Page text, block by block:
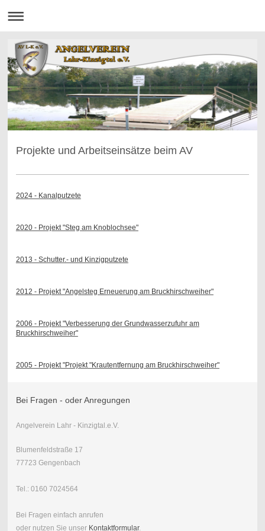
Projekte und Arbeitseinsätze beim AV
2024 - Kanalputzete
2020 - Projekt "Steg am Knoblochsee"
2013 - Schutter.- und Kinzigputzete
2012 - Projekt "Angelsteg Erneuerung am Bruckhirschweiher"
2006 - Projekt "Verbesserung der Grundwasserzufuhr am
Bruckhirschweiher"
2005 - Projekt "Projekt "Krautentfernung am Bruckhirschweiher"
Bei Fragen - oder Anregungen
Angelverein Lahr - Kinzigtal.e.V.
Blumenfeldstraße 17
77723 Gengenbach
Tel.: 0160 7024564
Bei Fragen einfach anrufen
oder nutzen Sie unser Kontaktformular.